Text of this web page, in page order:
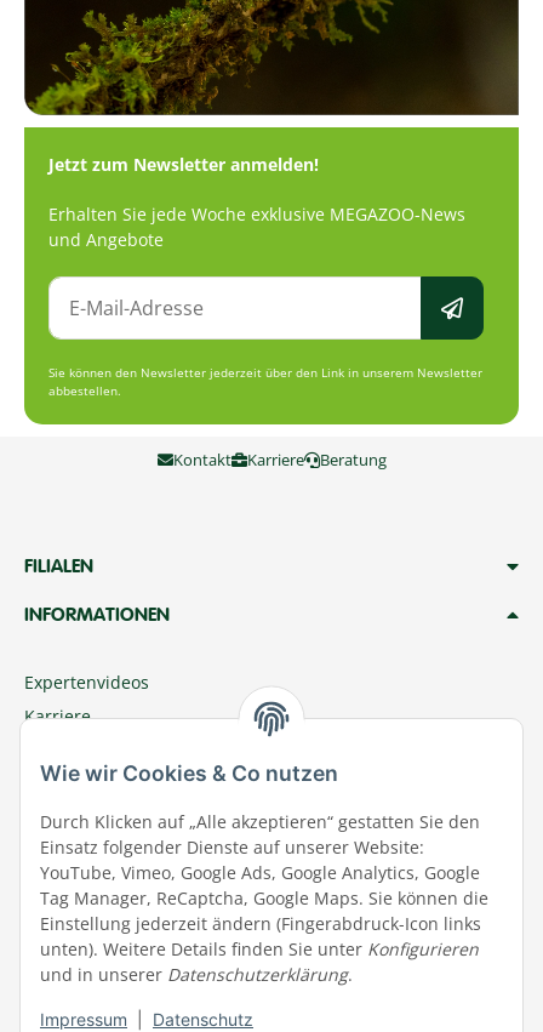
Jetzt zum Newsletter anmelden!
Erhalten Sie jede Woche exklusive MEGAZOO-News
und Angebote
Sie können den Newsletter jederzeit über den Link in unserem Newsletter
abbestellen.
Kontakt Karriere Beratung
FILIALEN
INFORMATIONEN
Expertenvideos
Karriere
Zu Megazoo Shop wechseln
Sommeraktion
Terminal
Tierwohl
Datenschutz
Wir über uns
Aktuelles
Impressum
Wie wir Cookies & Co nutzen
Durch Klicken auf „Alle akzeptieren“ gestatten Sie den
Einsatz folgender Dienste auf unserer Website:
YouTube, Vimeo, Google Ads, Google Analytics, Google
Tag Manager, ReCaptcha, Google Maps. Sie können die
Einstellung jederzeit ändern (Fingerabdruck-Icon links
unten). Weitere Details finden Sie unter Konfigurieren
und in unserer Datenschutzerklärung.
Impressum Datenschutz